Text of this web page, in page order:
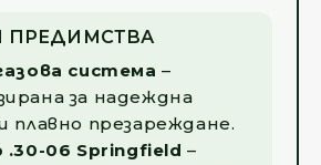
ПРЕДИМСТВА
система –
за надеждна
плавно презареждане.
.30-06 Springfield –